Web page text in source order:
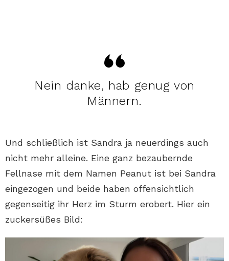
Nein danke, hab genug von
Männern.
Und schließlich ist Sandra ja neuerdings auch
nicht mehr alleine. Eine ganz bezaubernde
Fellnase mit dem Namen Peanut ist bei Sandra
eingezogen und beide haben offensichtlich
gegenseitig ihr Herz im Sturm erobert. Hier ein
zuckersüßes Bild: